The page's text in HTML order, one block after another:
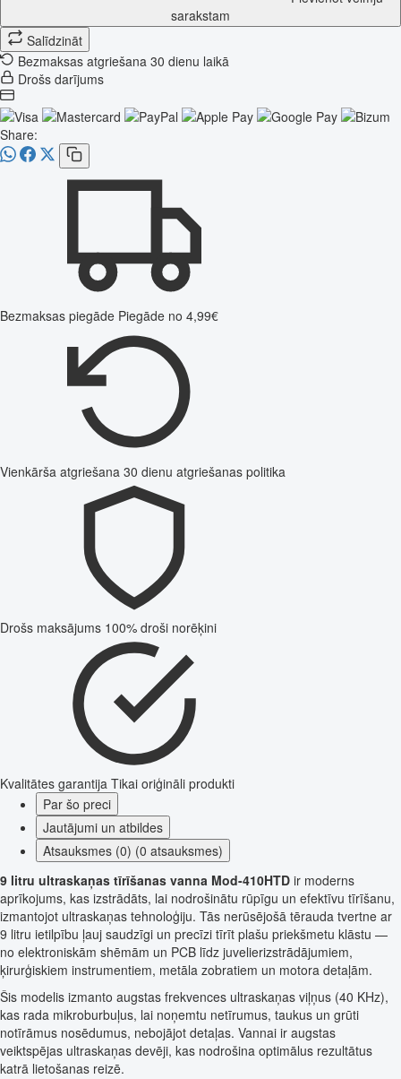
sarakstam
Salīdzināt
Bezmaksas atgriešana 30 dienu laikā
Drošs darījums
Share:
Bezmaksas piegāde Piegāde no 4,99€
Vienkārša atgriešana 30 dienu atgriešanas politika
Drošs maksājums 100% droši norēķini
Kvalitātes garantija Tikai oriģināli produkti
Par šo preci
Jautājumi un atbildes
Atsauksmes (0) (0 atsauksmes)
9 litru ultraskaņas tīrīšanas vanna Mod-410HTD ir moderns
aprīkojums, kas izstrādāts, lai nodrošinātu rūpīgu un efektīvu tīrīšanu,
izmantojot ultraskaņas tehnoloģiju. Tās nerūsējošā tērauda tvertne ar
9 litru ietilpību ļauj saudzīgi un precīzi tīrīt plašu priekšmetu klāstu —
no elektroniskām shēmām un PCB līdz juvelierizstrādājumiem,
ķirurģiskiem instrumentiem, metāla zobratiem un motora detaļām.
Šis modelis izmanto augstas frekvences ultraskaņas viļņus (40 KHz),
kas rada mikroburbuļus, lai noņemtu netīrumus, taukus un grūti
notīrāmus nosēdumus, nebojājot detaļas. Vannai ir augstas
veiktspējas ultraskaņas devēji, kas nodrošina optimālus rezultātus
katrā lietošanas reizē.